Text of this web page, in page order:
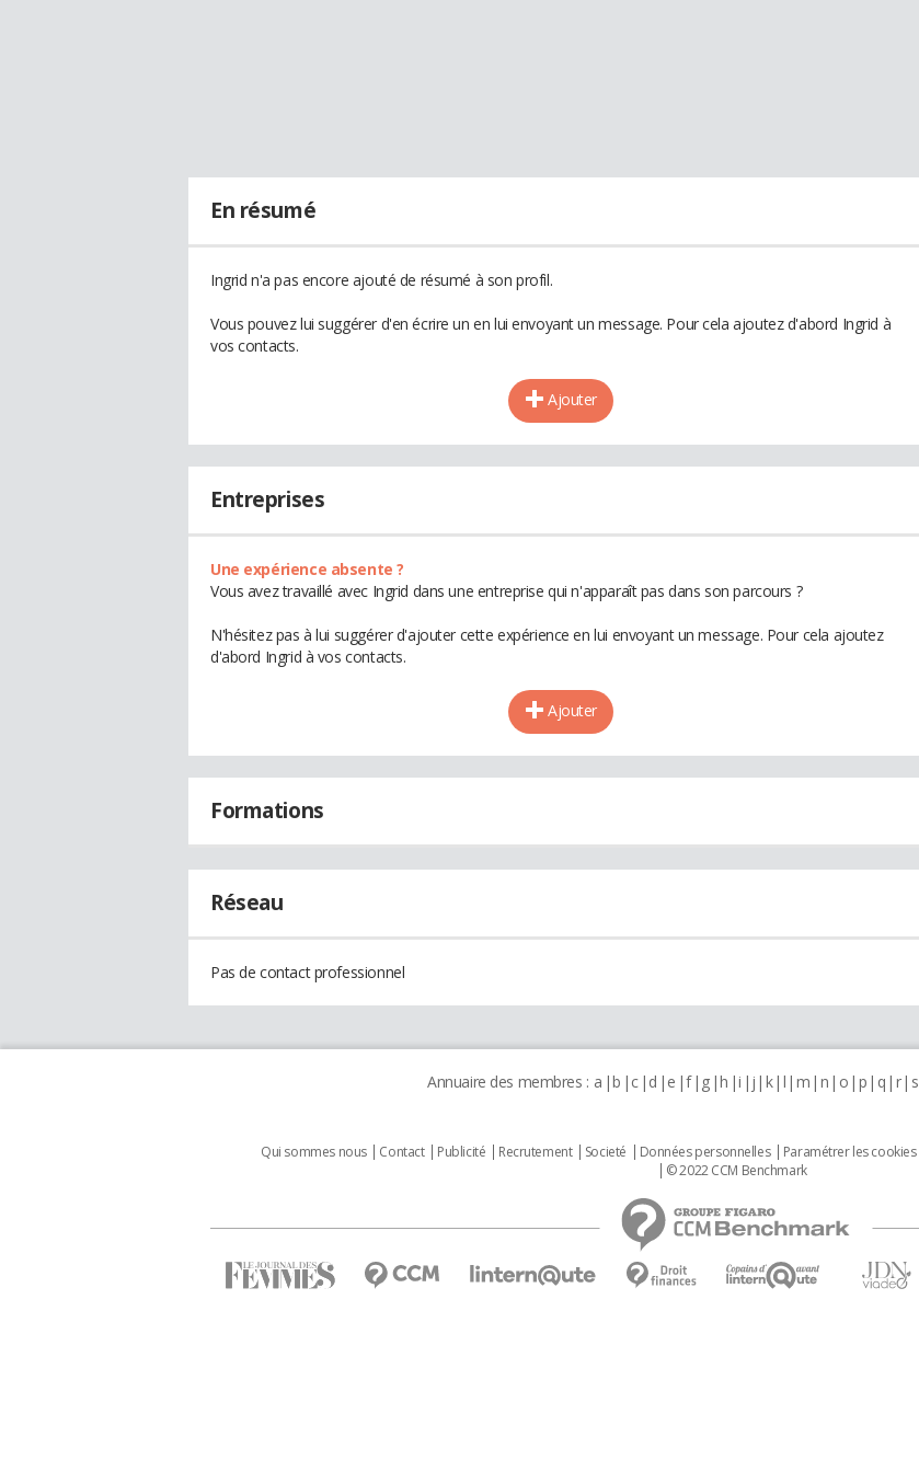
En résumé
Ingrid n'a pas encore ajouté de résumé à son profil.
Vous pouvez lui suggérer d'en écrire un en lui envoyant un message. Pour cela ajoutez d'abord Ingrid à
vos contacts.
Ajouter
Entreprises
Une expérience absente ?
Vous avez travaillé avec Ingrid dans une entreprise qui n'apparaît pas dans son parcours ?
N'hésitez pas à lui suggérer d'ajouter cette expérience en lui envoyant un message. Pour cela ajoutez
d'abord Ingrid à vos contacts.
Ajouter
Formations
Réseau
Pas de contact professionnel
Annuaire des membres : a b c d e f g h i j k l m n o p q r s
Qui sommes nous Contact Publicité Recrutement Societé Données personnelles Paramétrer les cookies
© 2022 CCM Benchmark